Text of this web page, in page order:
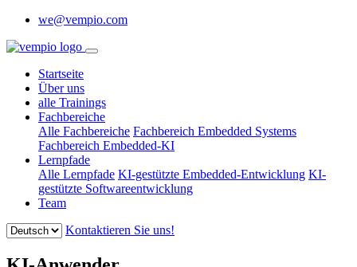
we@vempio.com
Startseite
Über uns
alle Trainings
Fachbereiche
Alle Fachbereiche Fachbereich Embedded Systems
Fachbereich Embedded-KI
Lernpfade
Alle Lernpfade KI-gestützte Embedded-Entwicklung KI-
gestützte Softwareentwicklung
Team
Kontaktieren Sie uns!